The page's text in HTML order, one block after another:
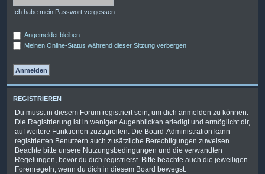
Ich habe mein Passwort vergessen
Angemeldet bleiben
Meinen Online-Status während dieser Sitzung verbergen
REGISTRIEREN
Du musst in diesem Forum registriert sein, um dich anmelden zu können.
Die Registrierung ist in wenigen Augenblicken erledigt und ermöglicht dir,
auf weitere Funktionen zuzugreifen. Die Board-Administration kann
registrierten Benutzern auch zusätzliche Berechtigungen zuweisen.
Beachte bitte unsere Nutzungsbedingungen und die verwandten
Regelungen, bevor du dich registrierst. Bitte beachte auch die jeweiligen
Forenregeln, wenn du dich in diesem Board bewegst.